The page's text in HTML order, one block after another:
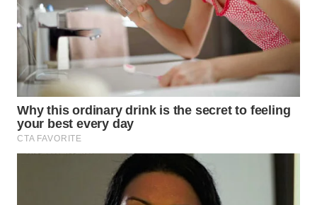
WN
TAPANULI
UTARA
WN
SAMOSIR
WN